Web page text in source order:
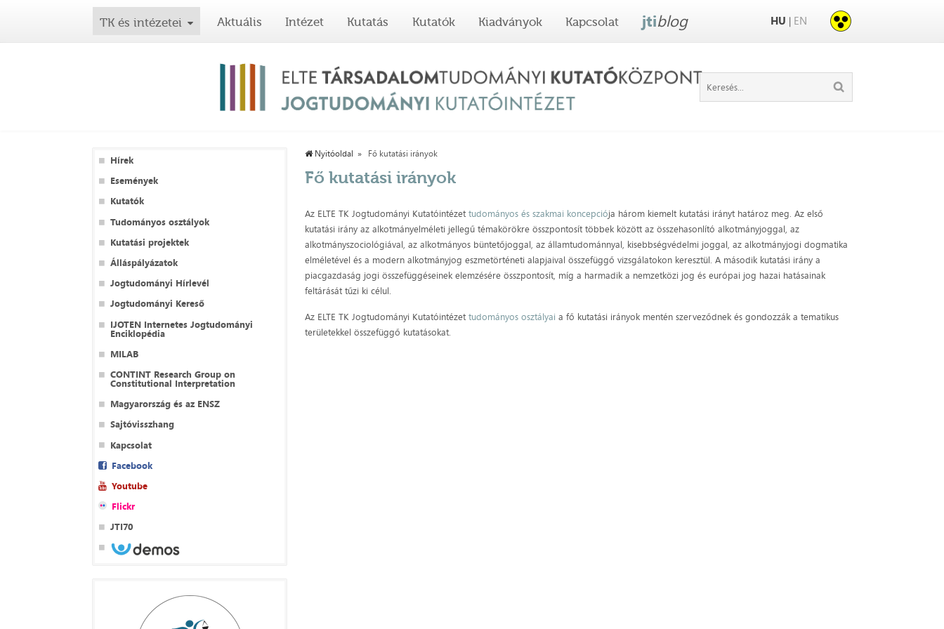
TK és intézetei Aktuális Intézet Kutatás Kutatók Kiadványok Kapcsolat jtiblog HU | EN
Hírek
Események
Kutatók
Tudományos osztályok
Kutatási projektek
Álláspályázatok
Jogtudományi Hírlevél
Jogtudományi Kereső
IJOTEN Internetes Jogtudományi
Enciklopédia
MILAB
CONTINT Research Group on
Constitutional Interpretation
Magyarország és az ENSZ
Sajtóvisszhang
Kapcsolat
Facebook
Youtube
Flickr
JTI70
Nyitóoldal Fő kutatási irányok
Fő kutatási irányok
Az ELTE TK Jogtudományi Kutatóintézettudományos és szakmai koncepciója három kiemelt kutatási irányt határoz meg. Az első
kutatási irány az alkotmányelméleti jellegű témakörökre összpontosít többek között az összehasonlító alkotmányjoggal, az
alkotmányszociológiával, az alkotmányos büntetőjoggal, az államtudománnyal, kisebbségvédelmi joggal, az alkotmányjogi dogmatika
elméletével és a modern alkotmányjog eszmetörténeti alapjaival összefüggő vizsgálatokon keresztül. A második kutatási irány a
piacgazdaság jogi összefüggéseinek elemzésére összpontosít, míg a harmadik a nemzetközi jog és európai jog hazai hatásainak
feltárását tűzi ki célul.
Az ELTE TK Jogtudományi Kutatóintézettudományos osztályai a fő kutatási irányok mentén szerveződnek és gondozzák a tematikus
területekkel összefüggő kutatásokat.